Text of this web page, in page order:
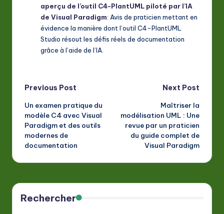
aperçu de l’outil C4-PlantUML piloté par l’IA
de Visual Paradigm: Avis de praticien mettant en
évidence la manière dont l’outil C4-PlantUML
Studio résout les défis réels de documentation
grâce à l’aide de l’IA.
Post
navigation
Previous Post
Un examen pratique du
modèle C4 avec Visual
Paradigm et des outils
modernes de
documentation
Next Post
Maîtriser la
modélisation UML : Une
revue par un praticien
du guide complet de
Visual Paradigm
Rechercher